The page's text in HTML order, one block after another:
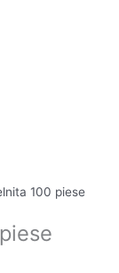
100 piese